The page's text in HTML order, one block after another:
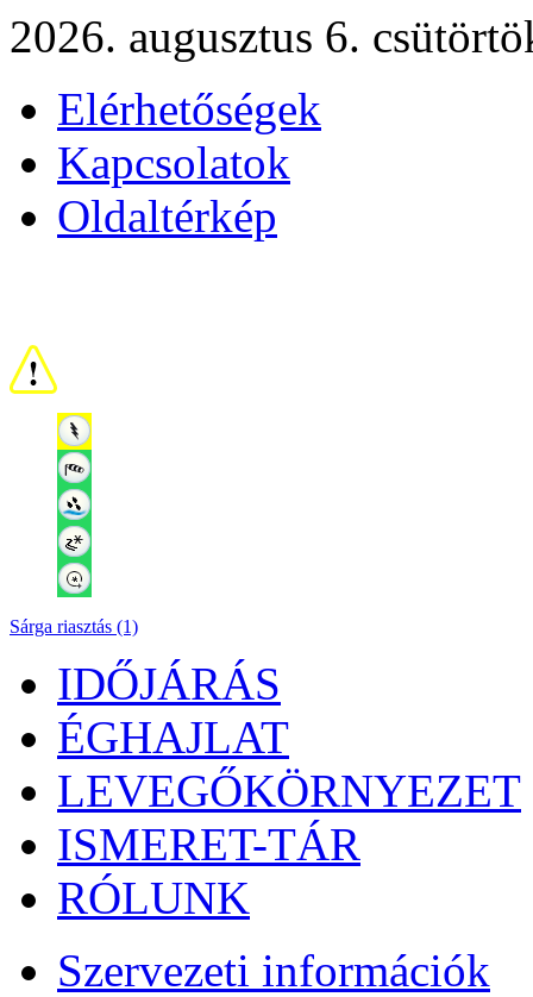
2026. augusztus 6.
Elérhetőségek
Kapcsolatok
Oldaltérkép
Sárga riasztás (1)
IDŐJÁRÁS
ÉGHAJLAT
LEVEGŐKÖRNYEZET
ISMERET-TÁR
RÓLUNK
Szervezeti információk